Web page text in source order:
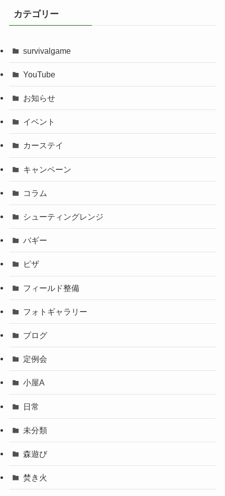
カテゴリー
survivalgame
YouTube
お知らせ
イベント
カーステイ
キャンペーン
コラム
シューティングレンジ
バギー
ピザ
フィールド整備
フォトギャラリー
ブログ
定例会
小屋A
日常
未分類
森遊び
焚き火